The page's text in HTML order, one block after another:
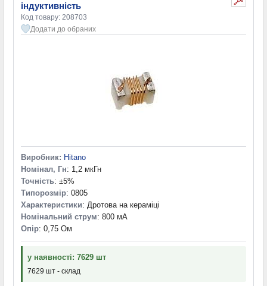
індуктивність
Код товару: 208703
Додати до обраних
Виробник: Hitano
Номінал, Гн: 1,2 мкГн
Точність: ±5%
Типорозмір: 0805
Характеристики: Дротова на кераміці
Номінальний струм: 800 мА
Опір: 0,75 Ом
у наявності: 7629 шт
7629 шт - склад